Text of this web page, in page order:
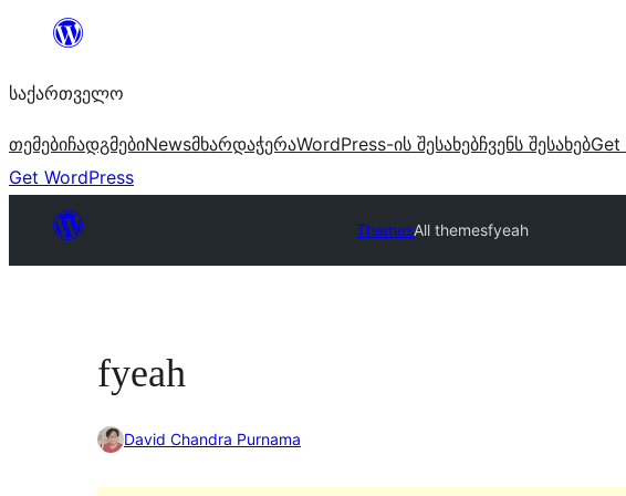
შიგთავსზე
საქართველო
თემებიჩადგმებიNewsმხარდაჭერაWordPress-ის შესახებჩვენს შესახებGet
Get WordPress
ThemesAll themesfyeah
fyeah
David Chandra Purnama